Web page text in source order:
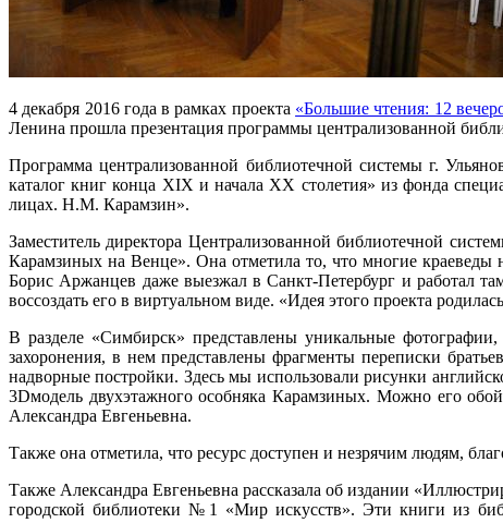
4 декабря 2016 года в рамках проекта «Большие чтения: 12
Ленина прошла презентация программы централизованной
Программа централизованной библиотечной системы г.
каталог книг конца XIX и начала XX столетия» из фонда
лицах. Н.М. Карамзин».
Заместитель директора Централизованной библиотечной
Карамзиных на Венце». Она отметила то, что многие краеведы
Борис Аржанцев даже выезжал в Санкт-Петербург и работал
воссоздать его в виртуальном виде. «Идея этого проекта
В разделе «Симбирск» представлены уникальные
захоронения, в нем представлены фрагменты переписки
надворные постройки. Здесь мы использовали рисунки
3Dмодель двухэтажного особняка Карамзиных. Можно его
Александра Евгеньевна.
Также она отметила, что ресурс доступен и незрячим людям,
Также Александра Евгеньевна рассказала об издании
городской библиотеки №1 «Мир искусств». Эти книги из